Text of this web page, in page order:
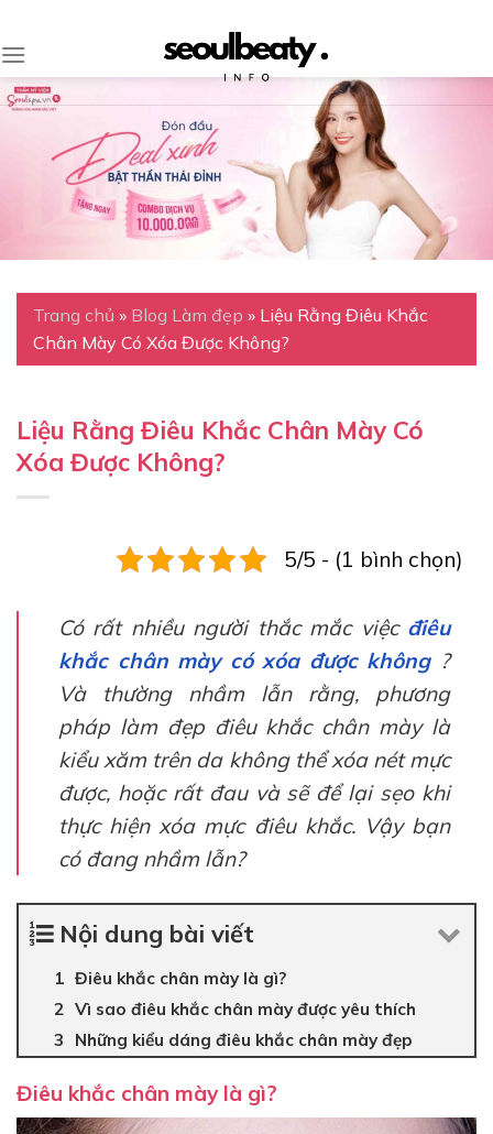
content
Trang chủ » Blog Làm đẹp » Liệu Rằng Điêu Khắc
Chân Mày Có Xóa Được Không?
Liệu Rằng Điêu Khắc Chân Mày Có
Xóa Được Không?
5/5 - (1 bình chọn)
Có rất nhiều người thắc mắc việc điêu
khắc chân mày có xóa được không?
Và thường nhầm lẫn rằng, phương
pháp làm đẹp điêu khắc chân mày là
kiểu xăm trên da không thể xóa nét mực
được, hoặc rất đau và sẽ để lại sẹo khi
thực hiện xóa mực điêu khắc. Vậy bạn
có đang nhầm lẫn?
Nội dung bài viết
Điêu khắc chân mày là gì?
Vì sao điêu khắc chân mày được yêu thích
Những kiểu dáng điêu khắc chân mày đẹp
Điêu khắc chân mày là gì?